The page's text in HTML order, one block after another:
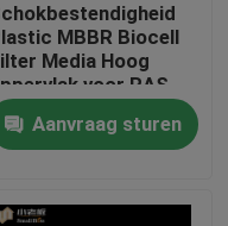
MBBR Biocell
Media Hoog
voor RAS
Aanvraag sturen